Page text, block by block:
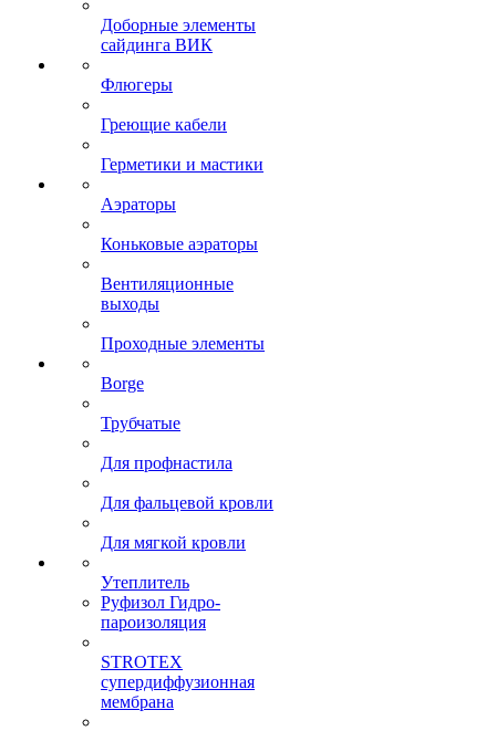
Доборные элементы
сайдинга ВИК
Флюгеры
Греющие кабели
Герметики и мастики
Аэраторы
Коньковые аэраторы
Вентиляционные
выходы
Проходные элементы
Borge
Трубчатые
Для профнастила
Для фальцевой кровли
Для мягкой кровли
Утеплитель
Руфизол Гидро-
пароизоляция
STROTEX
супердиффузионная
мембрана